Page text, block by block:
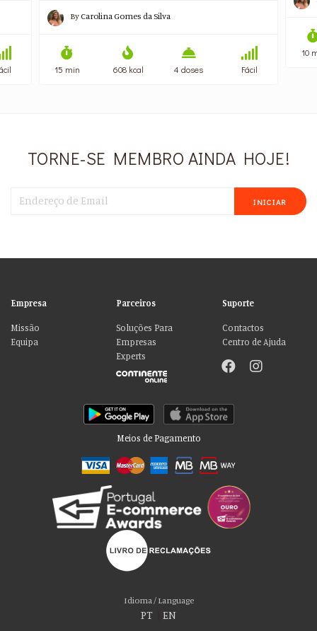
ByCarolina Gomes da Silva
15 min 608 kcal 4 doses Fácil
10
TORNE-SE MEMBRO AINDA HOJE!
INICIAR
Empresa
Missão
Equipa
Parceiros
Soluções Para
Empresas
Experts
Suporte
Contactos
Centro de Ajuda
Meios de Pagamento
Idioma / Language
PT EN
Por favor aceite as nossas deliciosas
Usamos cookies para personalizar conteúdo e anúncios, fornecer recursos
de mídia social e analisar nosso tráfego. Também compartilhamos